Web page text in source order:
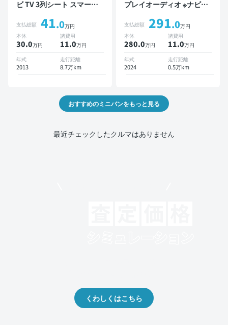
ビ TV 3列シート スマート
り
支払総額 41.0万円
本体
30.0万円
諸費用
11.0万円
年式
2013
走行距離
8.7万km
プレイオーディオ ※ナビキ
ズ 3列シート スマートキー
バックモニター ドライブレ
コーダー 衝突軽減 7人乗り
支払総額 291.0万円
本体
280.0万円
諸費用
11.0万円
年式
2024
走行距離
0.5万km
おすすめのミニバンをもっと見る
最近チェックしたクルマはありません
くわしくはこちら